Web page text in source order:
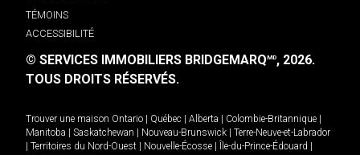
TÉMOINS
ACCESSIBILITÉ
© SERVICES IMMOBILIERS BRIDGEMARQMD, 2026.
TOUS DROITS RÉSERVÉS.
Trouver une maison Ontario Québec Alberta Colombie-Britannique
Manitoba
Saskatchewan Nouveau-Brunswick
Terre-Neuve-et-Labrador
Territoires du Nord-Ouest Nouvelle-Écosse Île-du-Prince-Édouard